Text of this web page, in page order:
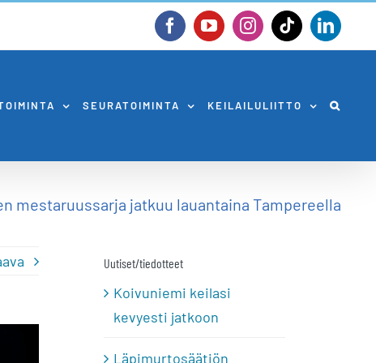
FacebookYouTubeInstagram
Tiktok
SEURATOIMINTA KEILAILULIITTO
mestaruussarja jatkuu lauantaina Tampereella
Uutiset/tiedotteet
Koivuniemi keilasi
kevyesti jatkoon
Läpimurtosäätiön